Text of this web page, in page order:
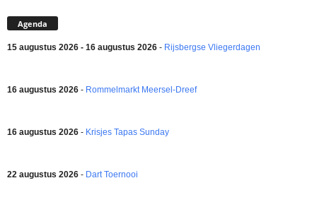
Agenda
15 augustus 2026 - 16 augustus 2026 - Rijsbergse Vliegerdagen
16 augustus 2026 - Rommelmarkt Meersel-Dreef
16 augustus 2026 - Krisjes Tapas Sunday
22 augustus 2026 - Dart Toernooi